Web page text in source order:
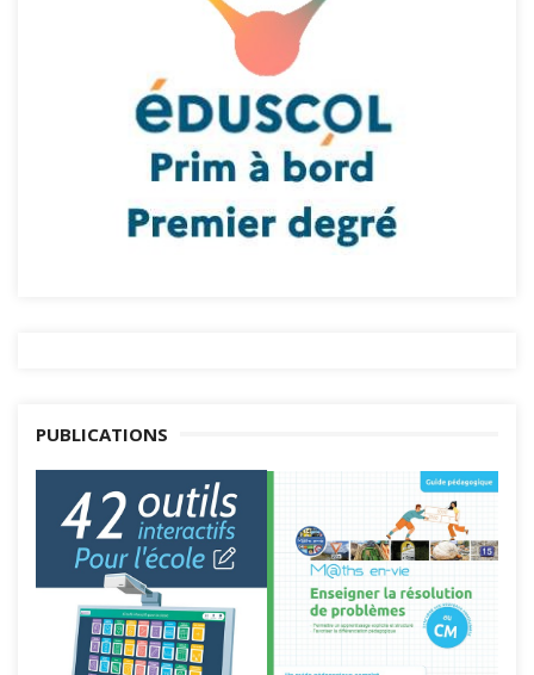
PUBLICATIONS